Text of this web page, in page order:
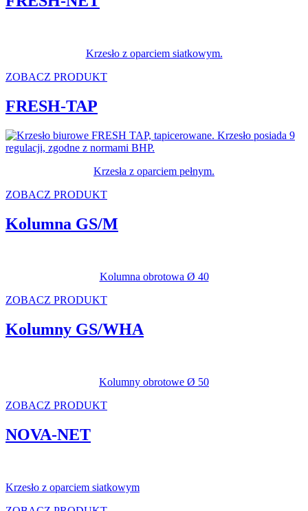
Krzesło z oparciem siatkowym.
ZOBACZ PRODUKT
FRESH-TAP
Krzesła z oparciem pełnym.
ZOBACZ PRODUKT
Kolumna GS/M
Kolumna obrotowa Ø 40
ZOBACZ PRODUKT
Kolumny GS/WHA
Kolumny obrotowe Ø 50
ZOBACZ PRODUKT
NOVA-NET
Krzesło z oparciem siatkowym